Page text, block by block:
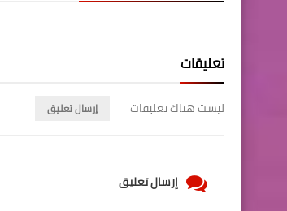
تعليقات
ليست هناك تعليقات إرسال تعليق
إرسال تعليق